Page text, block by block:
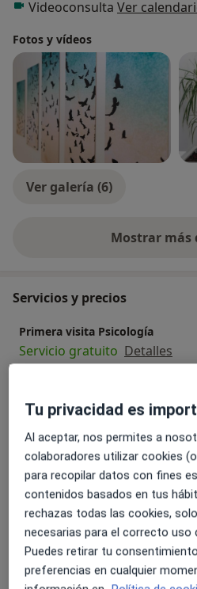
Videoconsulta Ver
Fotos y vídeos
Ver galería (6)
Mostrar más
Servicios y precios
Primera visita Psicología
Servicio gratuito Detalles
65 € Detalles
Visita psicología individual
65 € - 80 € Detalles
Consulta online
Desde 65 € Detalles
Tu privacidad es
Al aceptar, nos permites a
colaboradores utilizar cookies
para recopilar datos con fines
contenidos basados en tus
rechazas todas las cookies,
necesarias para el correcto uso
Puedes retirar tu
preferencias en cualquier